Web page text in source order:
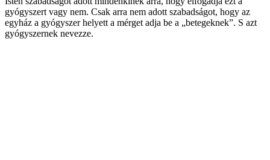
gyógyszert vagy nem. Csak arra nem adott szabadságot, hogy az
egyház a gyógyszer helyett a mérget adja be a „betegeknek”. S azt
gyógyszernek nevezze.